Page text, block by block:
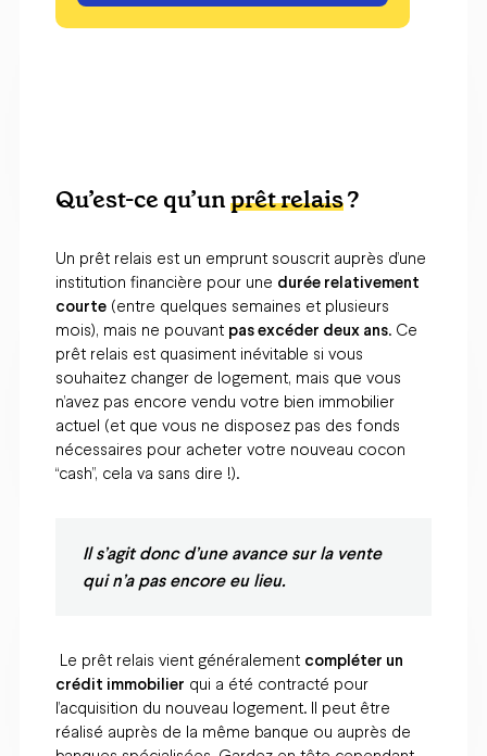
Qu’est-ce qu’unprêt relais?
Un prêt relais est un emprunt souscrit auprès d’une
institution financière pour une durée relativement
courte(entre quelques semaines et plusieurs
mois), mais ne pouvant pas excéder deux ans. Ce
prêt relais est quasiment inévitable si vous
souhaitez changer de logement, mais que vous
n’avez pas encore vendu votre bien immobilier
actuel (et que vous ne disposez pas des fonds
nécessaires pour acheter votre nouveau cocon
“cash”, cela va sans dire !).
Il s’agit doncd’une avance sur la vente
qui n’a pas encore eu lieu.
Le prêt relais vient généralement compléter un
crédit immobilier qui a été contracté pour
l’acquisition du nouveau logement. Il peut être
réalisé auprès de la même banque ou auprès de